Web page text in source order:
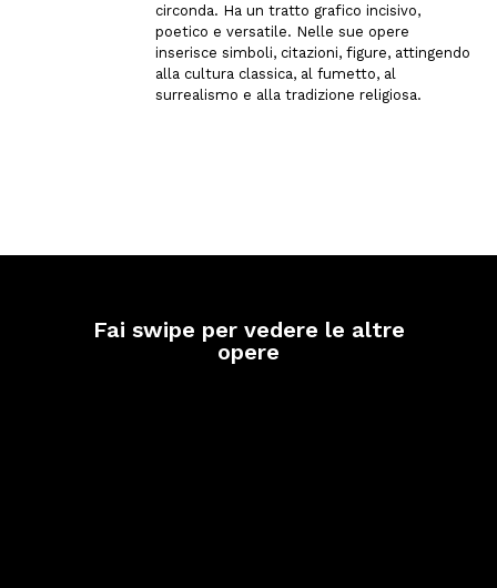
circonda. Ha un tratto grafico incisivo,
poetico e versatile. Nelle sue opere
inserisce simboli, citazioni, figure, attingendo
alla cultura classica, al fumetto, al
surrealismo e alla tradizione religiosa.
Fai swipe per vedere le altre
opere